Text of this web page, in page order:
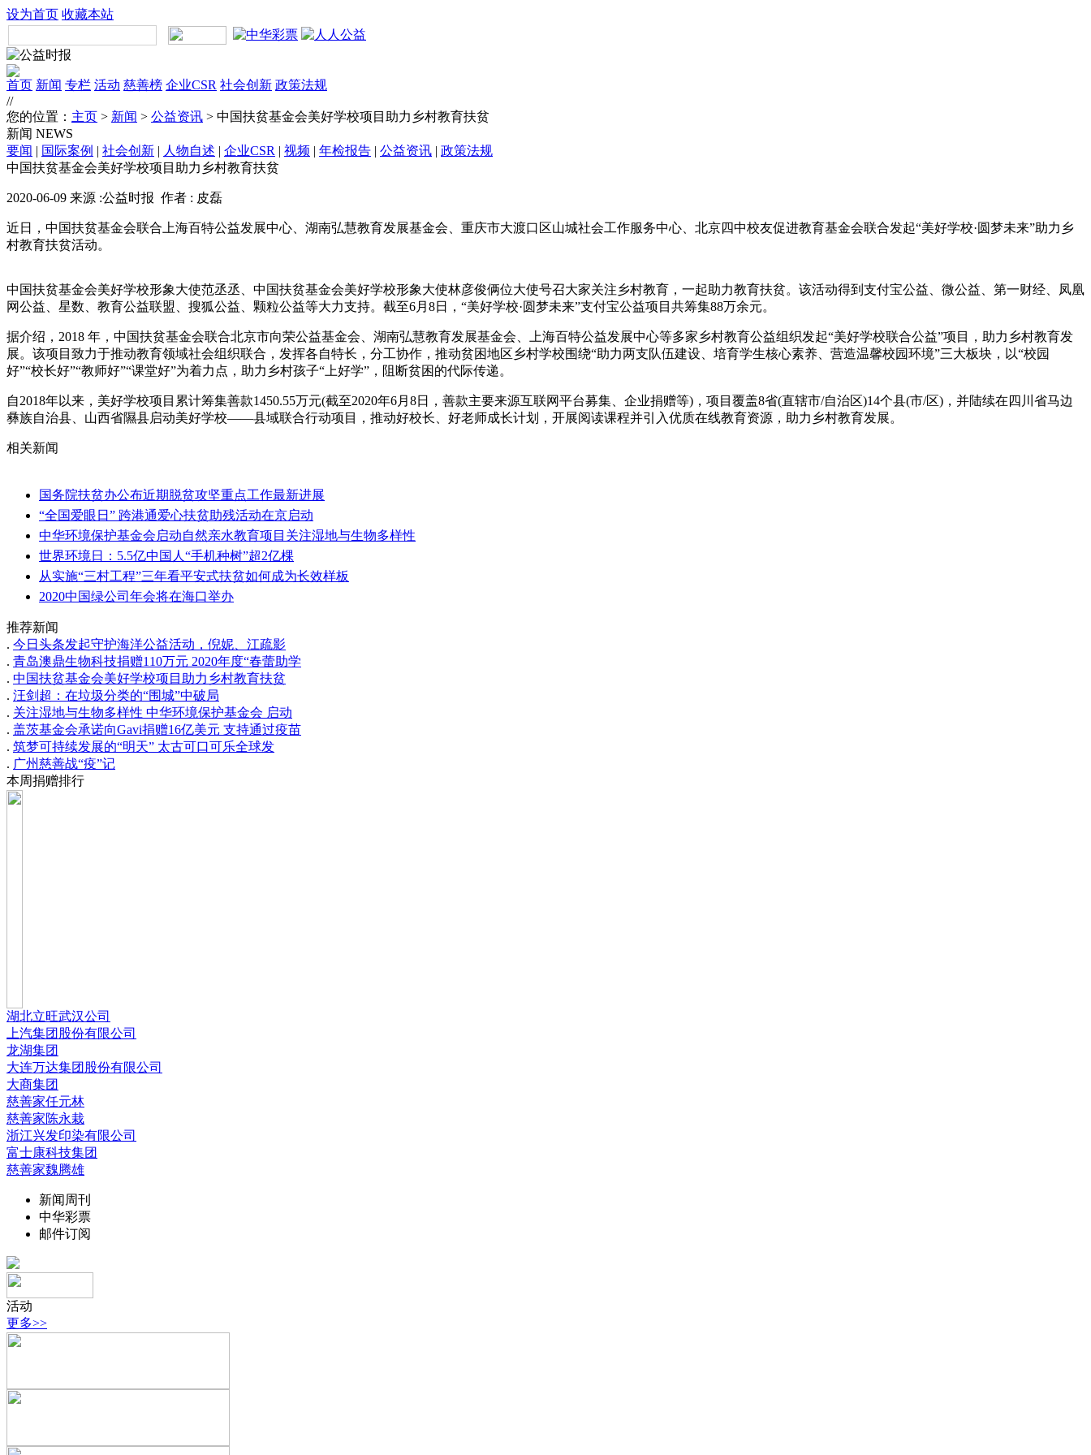
设为首页 收藏本站
首页 新闻 专栏 活动 慈善榜 企业CSR 社会创新 政策法规
//
您的位置： 主页 > 新闻 > 公益资讯 > 中国扶贫基金会美好学校项目助力乡村教育扶贫
新闻 NEWS
要闻 | 国际案例 | 社会创新 | 人物自述 | 企业CSR | 视频 | 年检报告 | 公益资讯 | 政策法规
中国扶贫基金会美好学校项目助力乡村教育扶贫
2020-06-09 来源 :公益时报 作者 : 皮磊
近日，中国扶贫基金会联合上海百特公益发展中心、湖南弘慧教育发展基金会、重庆市大渡口区山城社会工作服务中心、北京四中校友促进教育基金会联合发起“美好学校·圆梦未来”助力乡
村教育扶贫活动。
中国扶贫基金会美好学校形象大使范丞丞、中国扶贫基金会美好学校形象大使林彦俊俩位大使号召大家关注乡村教育，一起助力教育扶贫。该活动得到支付宝公益、微公益、第一财经、凤凰
网公益、星数、教育公益联盟、搜狐公益、颗粒公益等大力支持。截至6月8日，“美好学校·圆梦未来”支付宝公益项目共筹集88万余元。
据介绍，2018 年，中国扶贫基金会联合北京市向荣公益基金会、湖南弘慧教育发展基金会、上海百特公益发展中心等多家乡村教育公益组织发起“美好学校联合公益”项目，助力乡村教育发
展。该项目致力于推动教育领域社会组织联合，发挥各自特长，分工协作，推动贫困地区乡村学校围绕“助力两支队伍建设、培育学生核心素养、营造温馨校园环境”三大板块，以“校园
好”“校长好”“教师好”“课堂好”为着力点，助力乡村孩子“上好学”，阻断贫困的代际传递。
自2018年以来，美好学校项目累计筹集善款1450.55万元(截至2020年6月8日，善款主要来源互联网平台募集、企业捐赠等)，项目覆盖8省(直辖市/自治区)14个县(市/区)，并陆续在四川省马边
彝族自治县、山西省隰县启动美好学校——县域联合行动项目，推动好校长、好老师成长计划，开展阅读课程并引入优质在线教育资源，助力乡村教育发展。
相关新闻
国务院扶贫办公布近期脱贫攻坚重点工作最新进展
“全国爱眼日” 跨港通爱心扶贫助残活动在京启动
中华环境保护基金会启动自然亲水教育项目关注湿地与生物多样性
世界环境日：5.5亿中国人“手机种树”超2亿棵
从实施“三村工程”三年看平安式扶贫如何成为长效样板
2020中国绿公司年会将在海口举办
推荐新闻
. 今日头条发起守护海洋公益活动，倪妮、江疏影
. 青岛澳鼎生物科技捐赠110万元 2020年度“春蕾助学
. 中国扶贫基金会美好学校项目助力乡村教育扶贫
. 汪剑超：在垃圾分类的“围城”中破局
. 关注湿地与生物多样性 中华环境保护基金会 启动
. 盖茨基金会承诺向Gavi捐赠16亿美元 支持通过疫苗
. 筑梦可持续发展的“明天” 太古可口可乐全球发
. 广州慈善战“疫”记
本周捐赠排行
湖北立旺武汉公司
上汽集团股份有限公司
龙湖集团
大连万达集团股份有限公司
大商集团
慈善家任元林
慈善家陈永栽
浙江兴发印染有限公司
富士康科技集团
慈善家魏腾雄
新闻周刊
中华彩票
邮件订阅
活动
更多>>